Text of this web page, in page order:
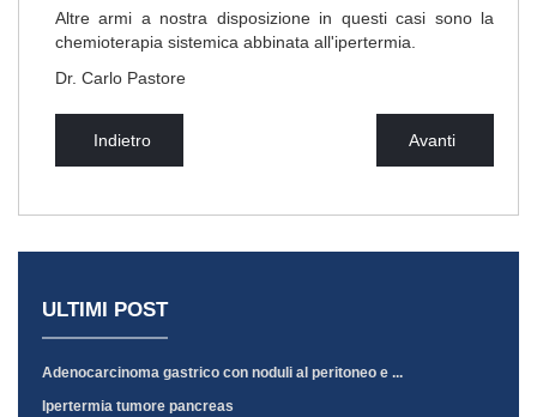
Altre armi a nostra disposizione in questi casi sono la
chemioterapia sistemica abbinata all'ipertermia.
Dr. Carlo Pastore
Indietro Avanti
ULTIMI POST
Adenocarcinoma gastrico con noduli al peritoneo e ...
Ipertermia tumore pancreas